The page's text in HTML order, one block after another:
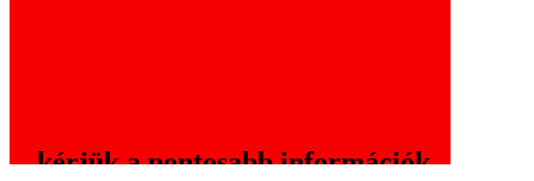
kérjük a pontosabb információk